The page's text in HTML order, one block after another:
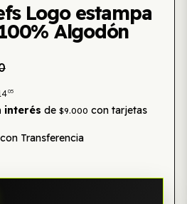
Logo estampa
Algodón
05
interés de $9.000 con tarjetas
Transferencia